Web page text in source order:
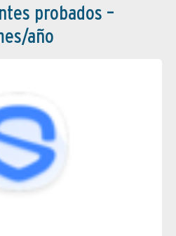
probados –
año